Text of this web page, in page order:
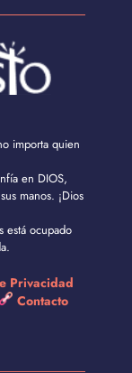
importa quien
en DIOS,
manos. ¡Dios
ocupado
Privacidad
Contacto